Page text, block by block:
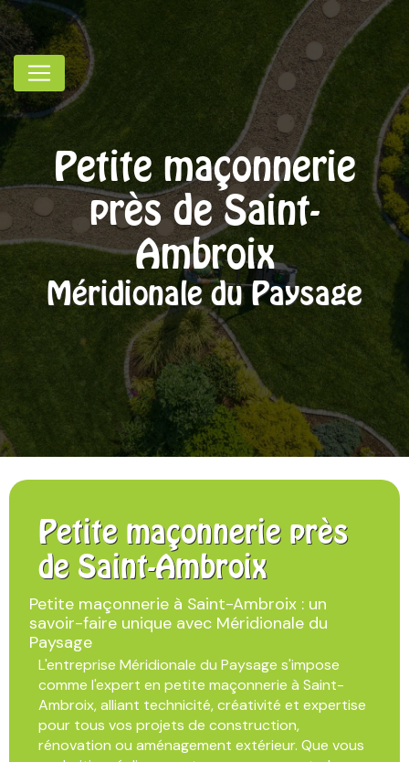
Petite maçonnerie
près de Saint-
Ambroix
Méridionale du Paysage
Petite maçonnerie près
de Saint-Ambroix
Petite maçonnerie à Saint-Ambroix : un
savoir-faire unique avec Méridionale du
Paysage
L'entreprise Méridionale du Paysage s'impose
comme l'expert en petite maçonnerie à Saint-
Ambroix, alliant technicité, créativité et expertise
pour tous vos projets de construction,
rénovation ou aménagement extérieur. Que vous
Panneau de gestion des cookies